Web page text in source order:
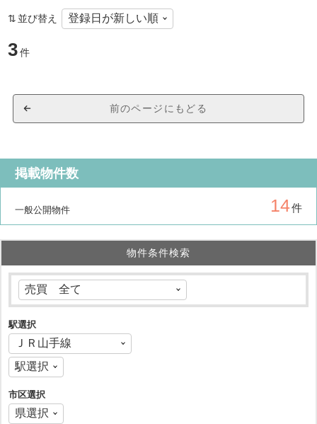
並び替え
3件
前のページにもどる
掲載物件数
一般公開物件 14件
物件条件検索
駅選択
市区選択